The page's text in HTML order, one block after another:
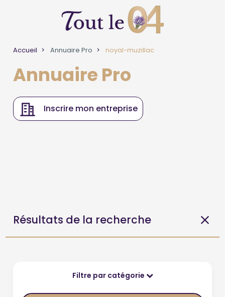
Accueil Annuaire Pro noyal-muzillac
Annuaire Pro
Inscrire mon entreprise
Résultats de la recherche
Filtre par catégorie